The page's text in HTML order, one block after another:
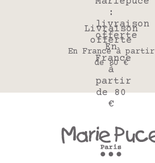
Livraison
offerte
En France à partir
de 80 €